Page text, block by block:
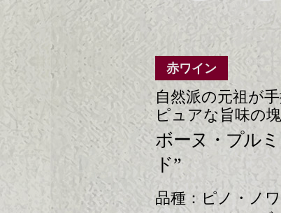
赤ワイン
自然派の元祖が
ピュアな旨味の
ボーヌ・プル
ド”
ピノ・ノ